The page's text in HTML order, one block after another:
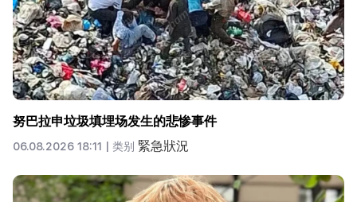
努巴拉申垃圾填埋场发生的悲惨事件
06.08.2026 18:11 | 类别 緊急狀況